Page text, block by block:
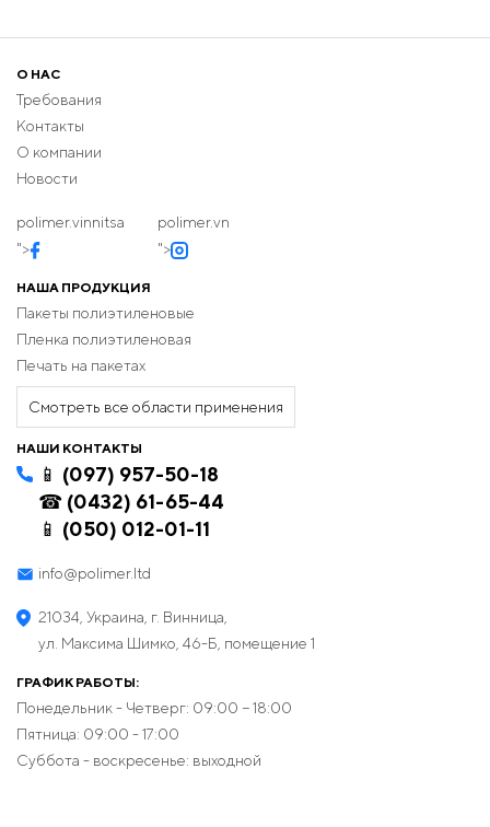
О НАС
Требования
Контакты
О компании
Новости
polimer.vinnitsa
">
polimer.vn
">
НАША ПРОДУКЦИЯ
Пакеты полиэтиленовые
Пленка полиэтиленовая
Печать на пакетах
Смотреть все области применения
НАШИ КОНТАКТЫ
📱 (097) 957-50-18
☎ (0432) 61-65-44
📱 (050) 012-01-11
info@polimer.ltd
21034, Украина, г. Винница,
ул. Максима Шимко, 46-Б, помещение 1
ГРАФИК РАБОТЫ:
Понедельник - Четверг: 09:00 − 18:00
Пятница: 09:00 - 17:00
Суббота - воскресенье: выходной